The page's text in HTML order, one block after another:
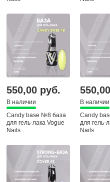
550,00 руб.
В наличии
Candy base №8 база
для гель-лака Vogue
Nails
В наличии
Candy
для гель-
Nails